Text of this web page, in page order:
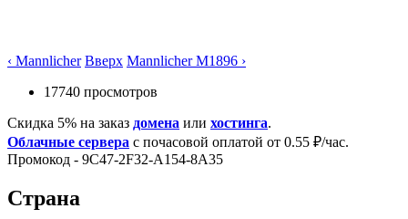
‹ Mannlicher Вверх Mannlicher M1896 ›
17740 просмотров
Скидка 5% на заказ домена или хостинга.
Облачные сервера с почасовой оплатой от 0.55 ₽/час.
Промокод - 9C47-2F32-A154-8A35
Страна